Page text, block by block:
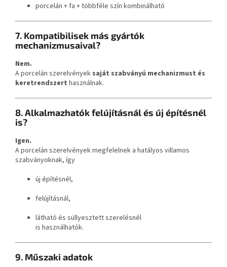
porcelán + fa + többféle szín kombinálható
7. Kompatibilisek más gyártók
mechanizmusaival?
Nem.
A porcelán szerelvények saját szabványú mechanizmust és
keretrendszert használnak.
8. Alkalmazhatók felújításnál és új építésnél
is?
Igen.
A porcelán szerelvények megfelelnek a hatályos villamos
szabványoknak, így
új építésnél,
felújításnál,
látható és süllyesztett szerelésnél
is használhatók.
9. Műszaki adatok